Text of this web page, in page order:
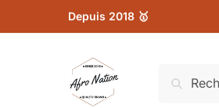
Depuis 2018 🥇
Recherche